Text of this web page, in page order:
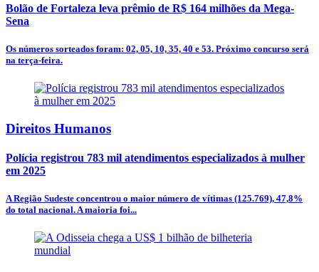
Bolão de Fortaleza leva prêmio de R$ 164 milhões da Mega-
Sena
Os números sorteados foram: 02, 05, 10, 35, 40 e 53. Próximo concurso será
na terça-feira.
Direitos Humanos
Polícia registrou 783 mil atendimentos especializados à mulher
em 2025
A Região Sudeste concentrou o maior número de vítimas (125.769), 47,8%
do total nacional. A maioria foi...